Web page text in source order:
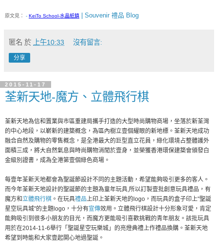
原文見： - KeiTo School-水晶紙鎮 | Souvenir 禮品 Blog
匿名 於 上午10:33 沒有留言:
分享
2015-11-17
荃新天地-魔方、立體飛行棋
荃新天地為信和置業與市區重建局攜手打造的大型時尚購物商場，坐落於新荃灣
的中心地段，以嶄新的建築概念，為區內樹立壹個耀眼的新地標。荃新天地成功
融合自然及購物的零售概念，是全港最大的巨型直立花員，綠化環境占整體護外
面積三成，將大自然氣息與時尚購物消閒於壹身，並榮獲香港環保建築會頒發白
金級別證書，成為全港第壹個綠色商場。
每壹年荃新天地都會為聖誕節設計不同的主題活動，希望能夠吸引更多的客人。
而今年荃新天地設計的聖誕節的主題為童年玩具,所以訂製壹批創意玩具禮品，有
魔方和 立體飛行棋 。在玩具禮品 上印上荃新天地的logo，而玩具的盒子印上"聖誕
星空玩具城"的主題logo，十分有宣傳效用。立體飛行棋設計十分形象可愛，肯定
能夠吸引到很多小朋友的目光，而魔方更能吸引喜歡挑戰的青年朋友。該批玩具
用於在2014-11-6舉行「聖誕星空玩樂城」的亮燈典禮上作禮品換購。荃新天地
希望到時能和大家壹起開心地過聖誕。